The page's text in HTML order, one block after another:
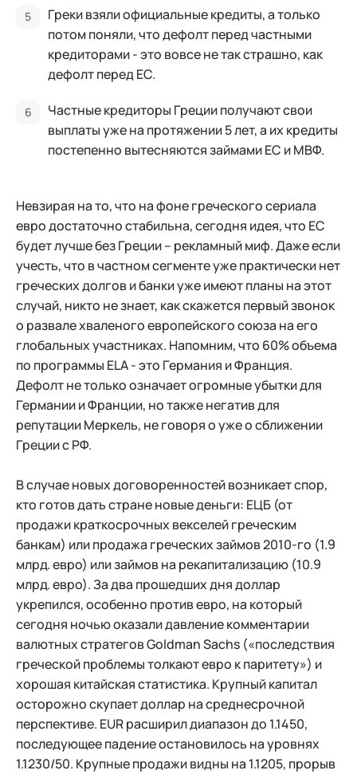
Греки взяли официальные кредиты, а только
потом поняли, что дефолт перед частными
кредиторами - это вовсе не так страшно, как
дефолт перед ЕС.
Частные кредиторы Греции получают свои
выплаты уже на протяжении 5 лет, а их кредиты
постепенно вытесняются займами ЕС и МВФ.
Невзирая на то, что на фоне греческого сериала
евро достаточно стабильна, сегодня идея, что ЕС
будет лучше без Греции – рекламный миф. Даже если
учесть, что в частном сегменте уже практически нет
греческих долгов и банки уже имеют планы на этот
случай, никто не знает, как скажется первый звонок
о развале хваленого европейского союза на его
глобальных участниках. Напомним, что 60% объема
по программы ELA - это Германия и Франция.
Дефолт не только означает огромные убытки для
Германии и Франции, но также негатив для
репутации Меркель, не говоря о уже о сближении
Греции с РФ.
В случае новых договоренностей возникает спор,
кто готов дать стране новые деньги: ЕЦБ (от
продажи краткосрочных векселей греческим
банкам) или продажа греческих займов 2010-го (1.9
млрд. евро) или займов на рекапитализацию (10.9
млрд. евро). За два прошедших дня доллар
укрепился, особенно против евро, на который
сегодня ночью оказали давление комментарии
валютных стратегов Goldman Sachs («последствия
греческой проблемы толкают евро к паритету») и
хорошая китайская статистика. Крупный капитал
осторожно скупает доллар на среднесрочной
перспективе. EUR расширил диапазон до 1.1450,
последующее падение остановилось на уровнях
1.1230/50. Крупные продажи видны на 1.1205, прорыв